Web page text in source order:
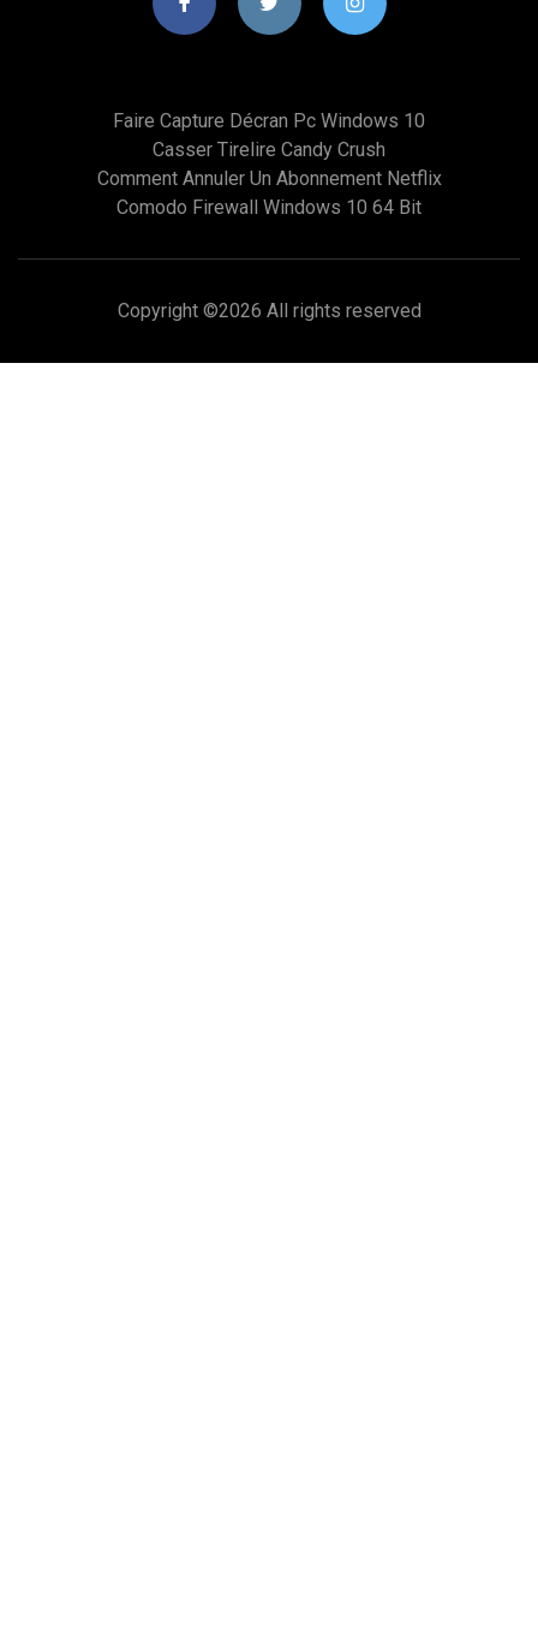
Faire Capture Décran Pc Windows 10
Casser Tirelire Candy Crush
Comment Annuler Un Abonnement Netflix
Comodo Firewall Windows 10 64 Bit
Copyright ©2026 All rights reserved